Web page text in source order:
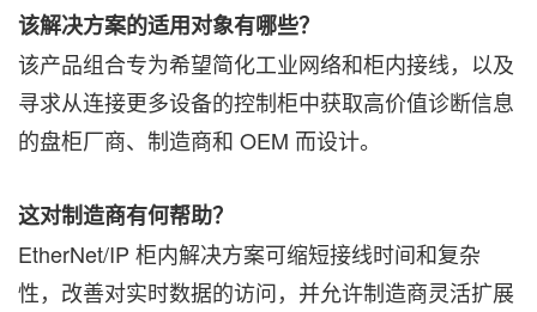
该解决方案的适用对象有哪些？
该产品组合专为希望简化工业网络和柜内接线，以及
寻求从连接更多设备的控制柜中获取高价值诊断信息
的盘柜厂商、制造商和 OEM 而设计。
这对制造商有何帮助？
EtherNet/IP 柜内解决方案可缩短接线时间和复杂
性，改善对实时数据的访问，并允许制造商灵活扩展